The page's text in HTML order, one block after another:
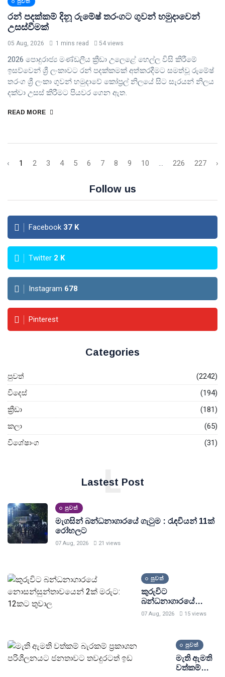
රන් පදක්කම් දිනූ රුමේෂ් තරංගට ගුවන් හමුදාවෙන්
උසස්වීමක්
05 Aug, 2026 1 mins read 54 views
2026 පොදුරාජ්‍ය මණ්ඩලීය ක්‍රීඩා උලෙළේ හෙල්ල විසි කිරීමේ
ඉසව්වෙන් ශ්‍රී ලංකාවට රන් පදක්කමක් අත්කරදීමට සමත්වූ රුමේෂ්
තරංග ශ්‍රී ලංකා ගුවන් හමුදාවේ කෝප්‍රල් නිලයේ සිට සැරයන් නිලය
දක්වා උසස් කිරීමට පියවර ගෙන ඇත.
READ MORE
‹ 1 2 3 4 5 6 7 8 9 10 ... 226 227 ›
Follow us
Facebook 37 K
Twitter 2 K
Instagram 678
Pinterest
Categories
පුවත්
(2242)
විදෙස්
(194)
ක්‍රීඩා
(181)
කලා
(65)
විශේෂාංග
(31)
Lastest Post
L
පුවත්
මැගසින් බන්ධනාගාරයේ ගැටුම : රැඳවියන් 11ක්
රෝහලට
07 Aug, 2026 21 views
පුවත්
කුරුවිට
බන්ධනාගාරයේ
නොසන්සුන්තාවයෙන්
07 Aug, 2026 15 views
පුවත්
මැති ඇමති
වත්කම්